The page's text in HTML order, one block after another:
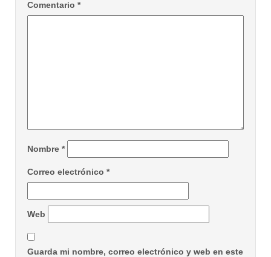
Comentario *
Nombre *
Correo electrónico *
Web
Guarda mi nombre, correo electrónico y web en este